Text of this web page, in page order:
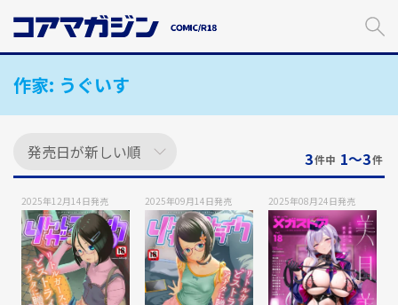
ン
作家: うぐいす
3件中 1〜3件
2025年12月14日発売 2025年09月14日発売 2025年08月24日発売